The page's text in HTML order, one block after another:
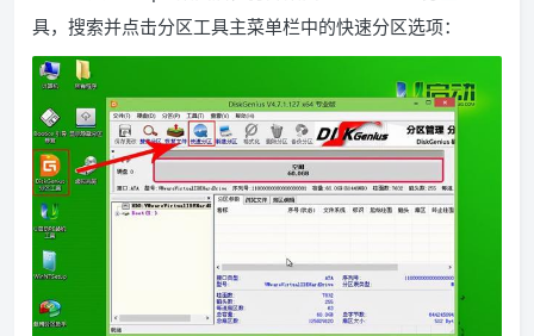
具，搜索并点击分区工具主菜单栏中的快速分区选项：